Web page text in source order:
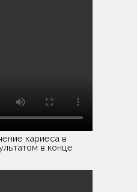
кариеса в
в конце